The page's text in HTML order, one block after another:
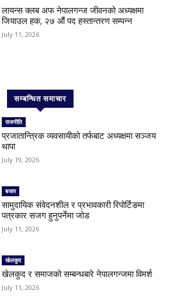
लायन्स क्लब अफ नेपालगन्ज जीवनको अध्यक्षमा
जियाउल हक, २७ औं पद हस्तान्तरण सम्पन्न
July 11, 2026
सम्बन्धित समाचार
राजनीति
प्रजातान्त्रिक व्यवसायीको तर्फबाट अध्यक्षमा सञ्जय
थापा
July 19, 2026
बजार
सामुदायिक संवेदनशील र प्रभावकारी रिपोर्टिङमा
पत्रकार सजग हुनुपर्नेमा जोड
July 11, 2026
खेलकुद
खेलकुद र समाजको सम्बन्धबारे नेपालगन्जमा विमर्श
July 11, 2026